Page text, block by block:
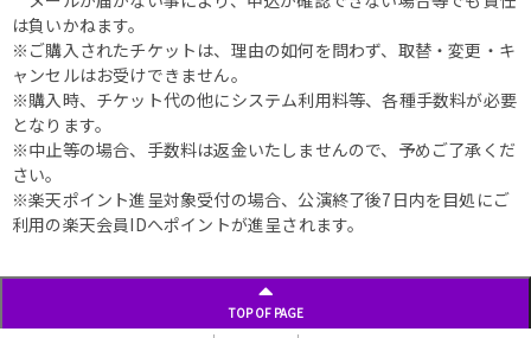
は負いかねます。
※ご購入されたチケットは、理由の如何を問わず、取替・変更・キ
ャンセルはお受けできません。
※購入時、チケット代の他にシステム利用料等、各種手数料が必要
となります。
※中止等の場合、手数料は返金いたしませんので、予めご了承くだ
さい。
※楽天ポイント進呈対象受付の場合、公演終了後7日内を目処にご
利用の楽天会員IDへポイントが進呈されます。
TOP OF PAGE